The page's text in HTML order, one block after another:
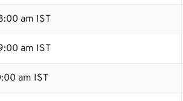
am IST
am IST
am IST